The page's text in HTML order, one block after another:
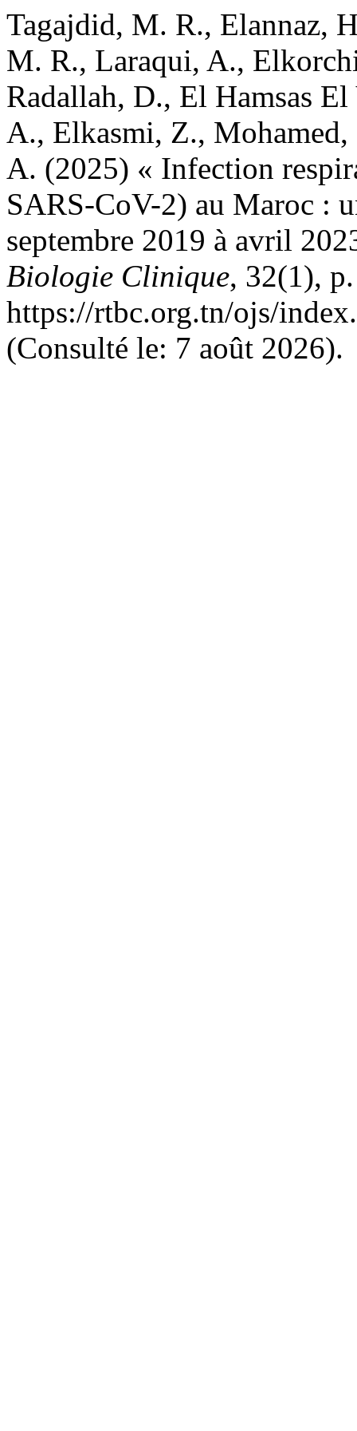
Tagajdid, M. R., Elannaz,
M. R., Laraqui, A.,
Radallah, D., El Hamsas
A., Elkasmi, Z.,
A. (2025) « Infection
SARS-CoV-2) au Maroc :
septembre 2019 à avril
Biologie Clinique, 32(1),
https://rtbc.org.tn/ojs/
(Consulté le: 7 août 2026).